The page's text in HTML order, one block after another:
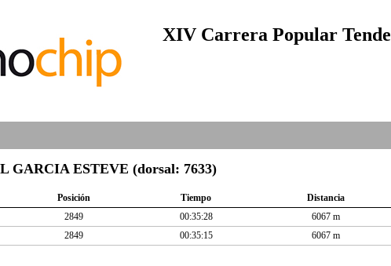
XIV Carrera Popular
GARCIA ESTEVE (dorsal: 7633)
Posición Tiempo Distancia
2849 00:35:28 6067 m
2849 00:35:15 6067 m